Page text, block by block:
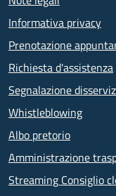
Informativa privacy
Prenotazione
Richiesta d'assistenza
Segnalazione
Whistleblowing
Albo pretorio
Amministrazione
Streaming Consiglio